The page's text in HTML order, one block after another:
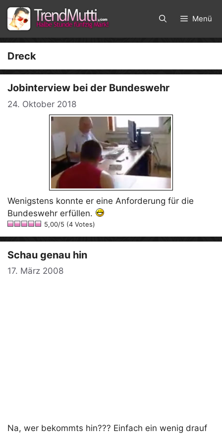
Zum
Inhalt
springen
Menü
Dreck
Jobinterview bei der Bundeswehr
24. Oktober 2018
Wenigstens konnte er eine Anforderung für die
Bundeswehr erfüllen.
5,00/5 (4 Votes)
Schau genau hin
17. März 2008
Na, wer bekommts hin??? Einfach ein wenig drauf